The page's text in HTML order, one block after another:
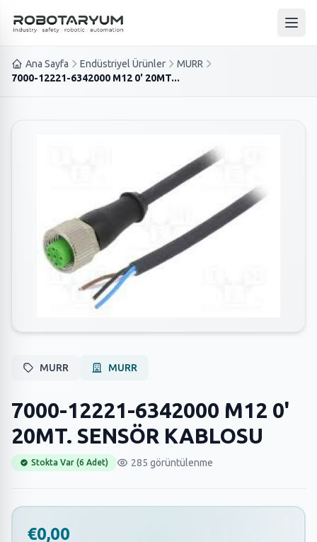
Ana içeriğe geç
Ana
Ana Sayfa Endüstriyel Ürünler
MURR
7000-12221-6342000 M12 0' 20MT...
MURR MURR
7000-12221-6342000 M12 0'
20MT. SENSÖR KABLOSU
Stokta Var (6 Adet) 285 görüntülenme
€0,00